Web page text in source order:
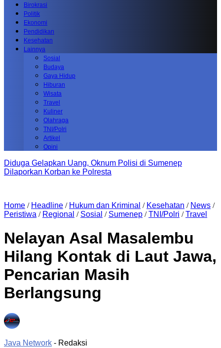
Birokrasi
Politik
Ekonomi
Pendidikan
Kesehatan
Lainnya
Sosial
Budaya
Gaya Hidup
Hiburan
Wisata
Travel
Kuliner
Olahraga
TNI/Polri
Artikel
Opini
Diduga Gelapkan Uang, Oknum Polisi di Sumenep
Dilaporkan Korban ke Polresta
Home / Headline / Hukum dan Kriminal / Kesehatan / News /
Peristiwa / Regional / Sosial / Sumenep /TNI/Polri /Travel
Nelayan Asal Masalembu
Hilang Kontak di Laut Jawa,
Pencarian Masih
Berlangsung
Java Network - Redaksi